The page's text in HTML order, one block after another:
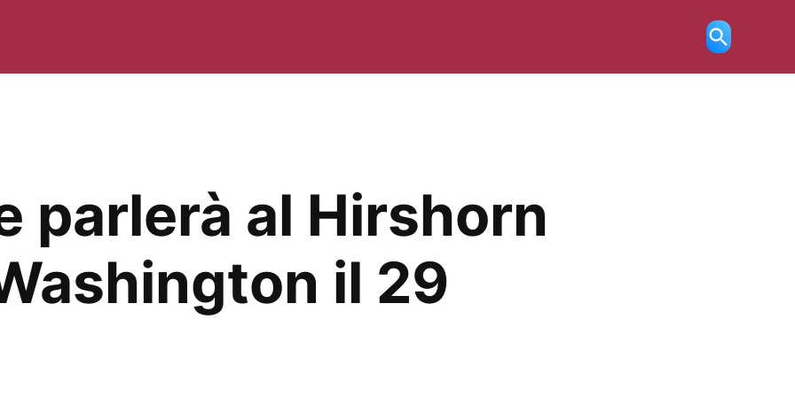
Ricerca
aperta
parlerà al Hirshorn
il 29